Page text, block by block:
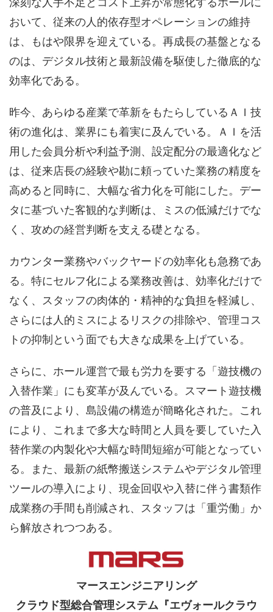
おいて、従来の人的依存型オペレーションの維持
は、もはや限界を迎えている。再成長の基盤となる
のは、デジタル技術と最新設備を駆使した徹底的な
効率化である。
昨今、あらゆる産業で革新をもたらしているＡＩ技
術の進化は、業界にも着実に及んでいる。ＡＩを活
用した会員分析や利益予測、設定配分の最適化など
は、従来店長の経験や勘に頼っていた業務の精度を
高めると同時に、大幅な省力化を可能にした。デー
タに基づいた客観的な判断は、ミスの低減だけでな
く、攻めの経営判断を支える礎となる。
カウンター業務やバックヤードの効率化も急務であ
る。特にセルフ化による業務改善は、効率化だけで
なく、スタッフの肉体的・精神的な負担を軽減し、
さらには人的ミスによるリスクの排除や、管理コス
トの抑制という面でも大きな成果を上げている。
さらに、ホール運営で最も労力を要する「遊技機の
入替作業」にも変革が及んでいる。スマート遊技機
の普及により、島設備の構造が簡略化された。これ
により、これまで多大な時間と人員を要していた入
替作業の内製化や大幅な時間短縮が可能となってい
る。また、最新の紙幣搬送システムやデジタル管理
ツールの導入により、現金回収や入替に伴う書類作
成業務の手間も削減され、スタッフは「重労働」か
ら解放されつつある。
マースエンジニアリング
クラウド型総合管理システム『エヴォールクラウ